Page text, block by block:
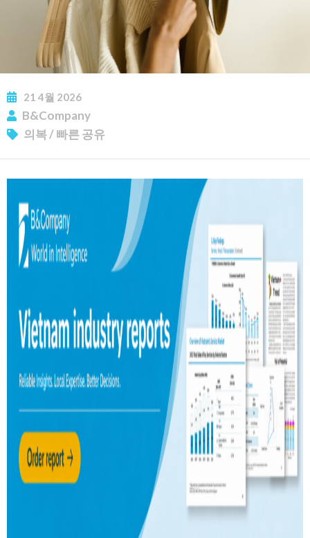
21 4월 2026
B&Company
의복/빠른 공유
뉴스레터 구독